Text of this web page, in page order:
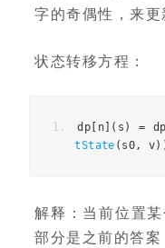
字的奇偶性，来更
状态转移方程：
dp [ n]( s ) = dp
tState ( s0 , v
解释：当前位置
部分是之前的答案